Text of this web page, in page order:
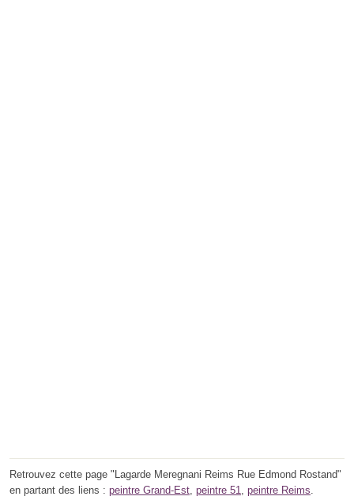
Retrouvez cette page "Lagarde Meregnani Reims Rue Edmond Rostand"
en partant des liens : peintre Grand-Est, peintre 51, peintre Reims.